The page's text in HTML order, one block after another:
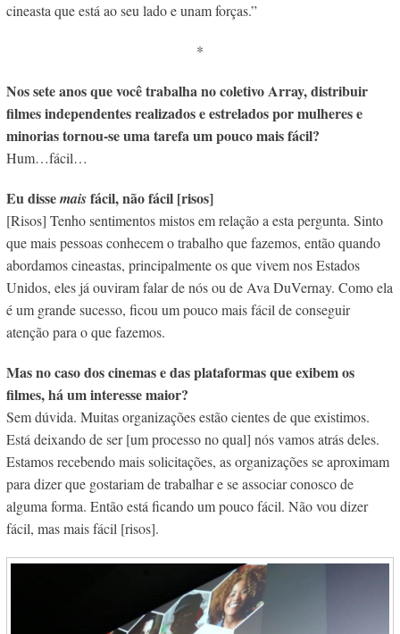
cineasta que está ao seu lado e unam forças.”
*
Nos sete anos que você trabalha no coletivo Array, distribuir
filmes independentes realizados e estrelados por mulheres e
minorias tornou-se uma tarefa um pouco mais fácil?
Hum…fácil…
Eu dissemaisfácil, não fácil [risos]
[Risos] Tenho sentimentos mistos em relação a esta pergunta. Sinto
que mais pessoas conhecem o trabalho que fazemos, então quando
abordamos cineastas, principalmente os que vivem nos Estados
Unidos, eles já ouviram falar de nós ou de Ava DuVernay. Como ela
é um grande sucesso, ficou um pouco mais fácil de conseguir
atenção para o que fazemos.
Mas no caso dos cinemas e das plataformas que exibem os
filmes, há um interesse maior?
Sem dúvida. Muitas organizações estão cientes de que existimos.
Está deixando de ser [um processo no qual] nós vamos atrás deles.
Estamos recebendo mais solicitações, as organizações se aproximam
para dizer que gostariam de trabalhar e se associar conosco de
alguma forma. Então está ficando um pouco fácil. Não vou dizer
fácil, mas mais fácil [risos].